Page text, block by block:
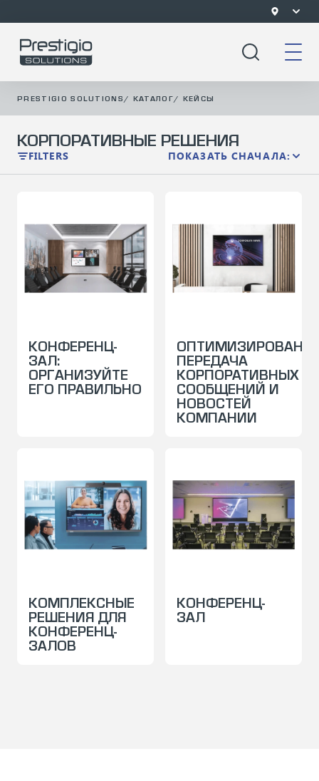
PRESTIGIO SOLUTIONS / КАТАЛОГ/ КЕЙСЫ
КОРПОРАТИВНЫЕ РЕШЕНИЯ
FILTERS ПОКАЗАТЬ СНАЧАЛА:
КОНФЕРЕНЦ-
ЗАЛ:
ОРГАНИЗУЙТЕ
ЕГО ПРАВИЛЬНО
ПЕРЕДАЧА
КОРПОРАТИВНЫХ
СООБЩЕНИЙ И
НОВОСТЕЙ
КОМПАНИИ
КОМПЛЕКСНЫЕ
РЕШЕНИЯ ДЛЯ
КОНФЕРЕНЦ-
ЗАЛОВ
КОНФЕРЕНЦ-
ЗАЛ